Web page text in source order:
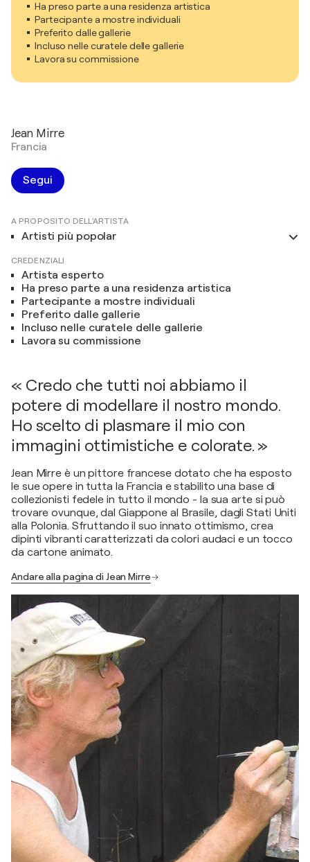
Ha preso parte a una residenza artistica
Partecipante a mostre individuali
Preferito dalle gallerie
Incluso nelle curatele delle gallerie
Lavora su commissione
Jean Mirre
Francia
Segui
A PROPOSITO DELL'ARTISTA
Artisti più popolar
CREDENZIALI
Artista esperto
Ha preso parte a una residenza artistica
Partecipante a mostre individuali
Preferito dalle gallerie
Incluso nelle curatele delle gallerie
Lavora su commissione
« Credo che tutti noi abbiamo il
potere di modellare il nostro mondo.
Ho scelto di plasmare il mio con
immagini ottimistiche e colorate. »
Jean Mirre è un pittore francese dotato che ha esposto
le sue opere in tutta la Francia e stabilito una base di
collezionisti fedele in tutto il mondo - la sua arte si può
trovare ovunque, dal Giappone al Brasile, dagli Stati Uniti
alla Polonia. Sfruttando il suo innato ottimismo, crea
dipinti vibranti caratterizzati da colori audaci e un tocco
da cartone animato.
Andare alla pagina di Jean Mirre